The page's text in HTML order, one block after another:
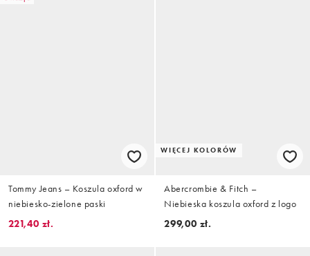
Tommy Jeans – Koszula oxford w
niebiesko-zielone paski
221,40 zł.
WIĘCEJ KOLORÓW
Abercrombie & Fitch –
Niebieska koszula oxford z logo
299,00 zł.